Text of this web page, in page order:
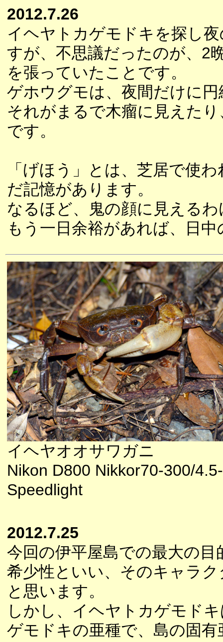
2012.7.26
イヘヤトカゲモドキを探し
すが、不思議だったのが、2
を張っていたことです。
ゲホウグモは、夜間だけに
それがまるで木瘤に見えた
です。
「げほう」とは、芝居で使
だ記憶があります。
なるほど、鬼の顔に見える
もう一日余裕があれば、日
イヘヤオオサワガニ
Nikon D800 Nikkor70-300/
Speedlight
2012.7.25
今回の伊平屋島での最大の
希少性といい、そのキャラ
と思います。
しかし、イヘヤトカゲモド
ゲモドキの亜種で、島の固